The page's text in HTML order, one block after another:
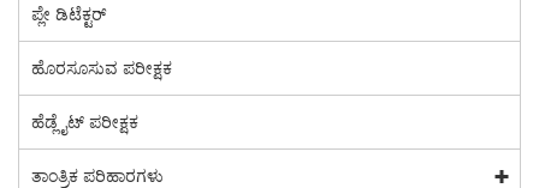
ಪ್ಲೇ ಡಿಟೆಕ್ಟರ್
ಹೊರಸೂಸುವ ಪರೀಕ್ಷಕ
ಹೆಡ್ಲೈಟ್ ಪರೀಕ್ಷಕ
ತಾಂತ್ರಿಕ ಪರಿಹಾರಗಳು